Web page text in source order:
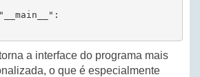
a interface do programa mais
o que é especialmente